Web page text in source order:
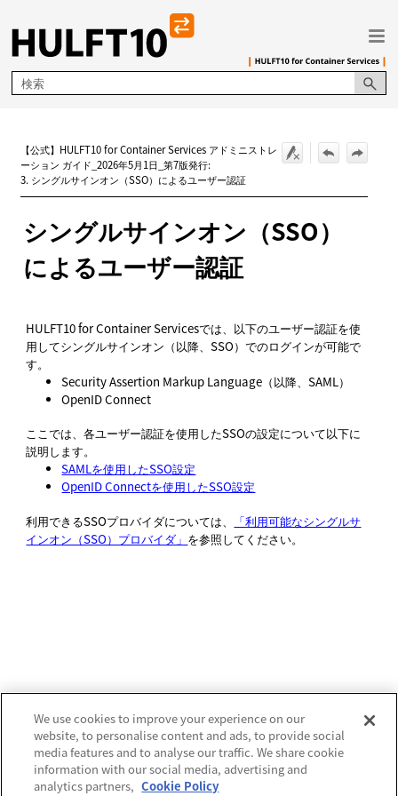
メイン コンテンツにスキップ
【公式】HULFT10 for Container Services アドミニストレ
ーション ガイド_2026年5月1日_第7版発行:
3. シングルサインオン（SSO）によるユーザー認証
シングルサインオン（SSO）
によるユーザー認証
HULFT10 for Container Servicesでは、以下のユーザー認証を使
用してシングルサインオン（以降、SSO）でのログインが可能で
す。
Security Assertion Markup Language（以降、SAML）
OpenID Connect
ここでは、各ユーザー認証を使用したSSOの設定について以下に
説明します。
SAMLを使用したSSO設定
OpenID Connectを使用したSSO設定
利用できるSSOプロバイダについては、
「利用可能なシングルサ
インオン（SSO）プロバイダ」 を参照してください。
We use cookies to improve your experience on our
website, to personalise content and ads, to provide social
media features and to analyse our traffic. We share cookie
information with our social media, advertising and
analytics partners, Cookie Policy